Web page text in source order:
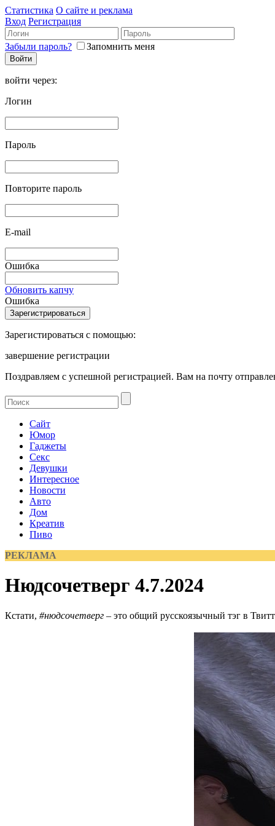
Статистика О сайте и реклама
Вход Регистрация
Забыли пароль? Запомнить меня
войти через:
Логин
Пароль
Повторите пароль
E-mail
Ошибка
Обновить капчу
Ошибка
Зарегистироваться с помощью:
завершение регистрации
Поздравляем с успешной регистрацией. Вам на почту
Сайт
Юмор
Гаджеты
Секс
Девушки
Интересное
Новости
Авто
Дом
Креатив
Пиво
РЕКЛАМА
Нюдсочетверг 4.7.2024
Кстати, #нюдсочетверг – это общий русскоязычный тэг в